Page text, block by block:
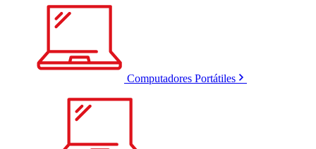
Computadores Portátiles